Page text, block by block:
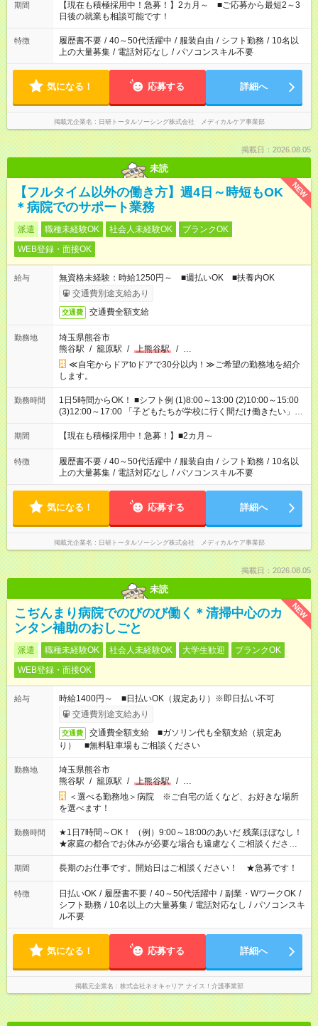
たくない」 など、ご希望を教えてくださいね。 ※Wワーク希望
の方へ 今ご覧のお仕事で希望する勤務時間と、もう1つのお仕事
の勤務時間。 合計で週40時間を超える場合は応募できません。
期間
【現在も積極採用中！急募！】2カ月～ ■ご応募から最短2～3
日後の就業も相談可能です！
特徴 履歴書不要 / 40～50代活躍中 / 服装自由 / シフト勤務 / 10名以
上の大量募集 / 電話対応なし / パソコンスキル不要
気になる！ 応募する 詳細へ
掲載元企業名 日研トータルソーシング株式会社 メディカルケア事業部
掲載日：2026.08.05
未読
NEW
【フルタイム以外の働き方】週4日～時短もOK
＊病院でのサポート業務
派遣 職種未経験OK 社会人未経験OK
ブランクOK
WEB登録・面接OK
給与
無資格未経験：時給1250円～ ■週払いOK ■扶養内OK
交通費別途支給あり
交通費 交通費全額支給
勤務地
埼玉県熊谷市
熊谷駅 / 籠原駅 / 上熊谷駅 / …
≪自宅からドアtoドアで30分以内！≫ご希望の勤務地を紹介
します。
勤務時間
1日5時間からOK！ ■シフト例 (1)8:00～13:00 (2)10:00～15:00
(3)12:00～17:00 「子どもたちが学校に行く間だけ働きたい」
「余裕を持って夕飯の準備がしたい」 「午前中は働いて、午後
はプライベートの時間にしたい」 など、ご希望を教えてくださ
間と、もう1つのお仕事の勤務時間。 合計で週40時間を超える
場合は応募できません。
期間 【現在も積極採用中！急募！】■2カ月～
特徴 履歴書不要 / 40～50代活躍中 / 服装自由 / シフト勤務 / 10名以
上の大量募集 / 電話対応なし / パソコンスキル不要
気になる！ 応募する 詳細へ
掲載元企業名 日研トータルソーシング株式会社 メディカルケア事業部
掲載日：2026.08.05
未読
NEW
こぢんまり病院でのびのび働く＊清掃中心のカ
ンタン補助のおしごと
派遣 職種未経験OK 社会人未経験OK 大学生歓迎
ブランクOK
WEB登録・面接OK
給与
時給1400円～ ■日払いOK（規定あり）※即日払い不可
交通費別途支給あり
交通費
交通費全額支給 ■ガソリン代も全額支給（規定あ
り） ■無料駐車場もご相談ください
勤務地
埼玉県熊谷市
熊谷駅 / 籠原駅 / 上熊谷駅 / …
＜選べる勤務地＞病院 ※ご自宅の近くなど、お好きな場所
を選べます！
勤務時間
★1日7時間～OK！ （例）9:00～18:00のあいだ 残業ほぼなし！
★家庭の都合でお休みが必要な場合も遠慮なくご相談ください。
※シフトはご希望に合わせて調整可能です。 その他、 ＊週4日・
1日7時間 ＊日勤のみ ＊土日休み ＊午前だけ・午後だけ ＊平日
仕事をご紹介できます！ 登録の際に、あなたのご希望をお聞か
せください。
期間 長期のお仕事です。開始日はご相談ください！ ★急募です！
特徴 日払いOK / 履歴書不要 / 40～50代活躍中 / 副業・WワークOK /
シフト勤務 / 10名以上の大量募集 / 電話対応なし / パソコンスキ
ル不要
気になる！ 応募する 詳細へ
掲載元企業名 株式会社ネオキャリア ナイス！介護事業部